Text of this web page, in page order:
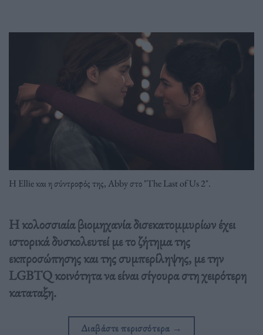
H Ellie και η σύντροφός της, Abby στο "The Last of Us 2".
Η κολοσσιαία βιομηχανία δισεκατομμυρίων έχει
ιστορικά δυσκολευτεί με το ζήτημα της
εκπροσώπησης και της συμπερίληψης, με την
LGBTQ κοινότητα να είναι σίγουρα στη χειρότερη
καταταξη.
Διαβάστε περισσότερα →